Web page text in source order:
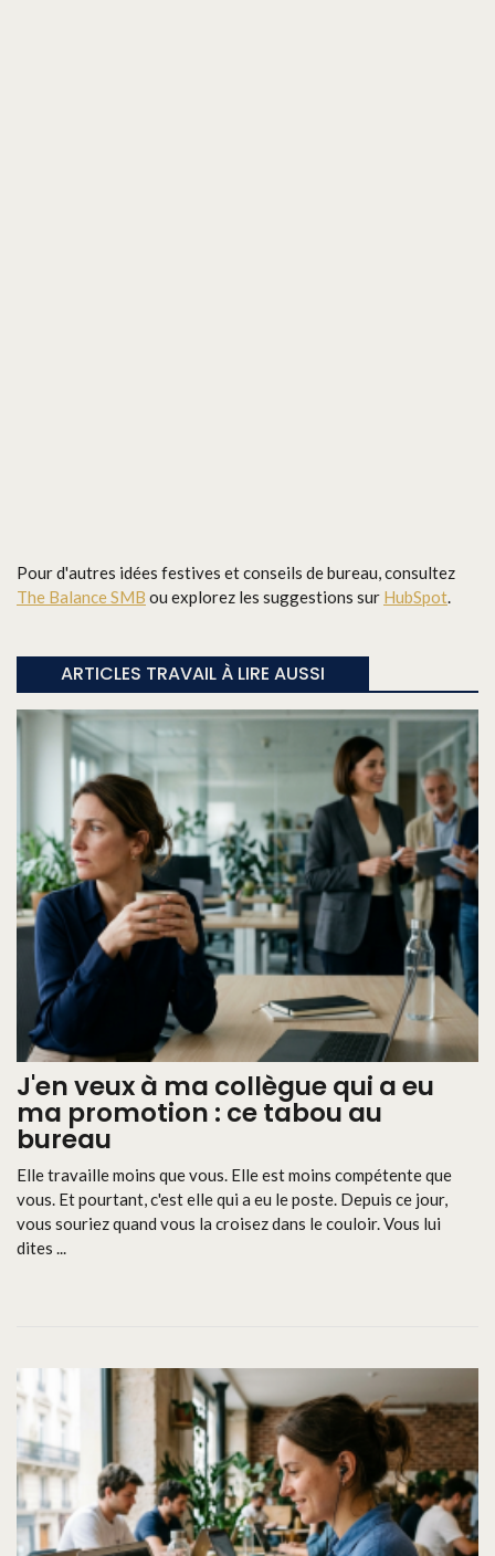
Pour d'autres idées festives et conseils de bureau, consultez
The Balance SMB ou explorez les suggestions sur HubSpot.
ARTICLES TRAVAIL À LIRE AUSSI
J'en veux à ma collègue qui a eu
ma promotion : ce tabou au
bureau
Elle travaille moins que vous. Elle est moins compétente que
vous. Et pourtant, c'est elle qui a eu le poste. Depuis ce jour,
vous souriez quand vous la croisez dans le couloir. Vous lui
dites ...